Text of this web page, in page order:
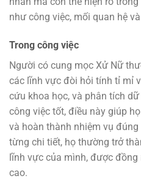
như công việc, mối quan hệ
Trong công việc
Người có cung mọc Xử Nữ
các lĩnh vực đòi hỏi tính tỉ mỉ
cứu khoa học, và phân tích
công việc tốt, điều này giúp
và hoàn thành nhiệm vụ
từng chi tiết, họ thường trở
lĩnh vực của mình, được
cao.